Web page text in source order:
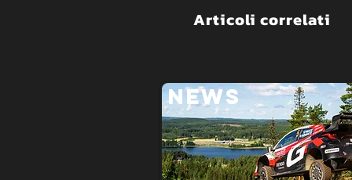
Articoli correlati
NEWS